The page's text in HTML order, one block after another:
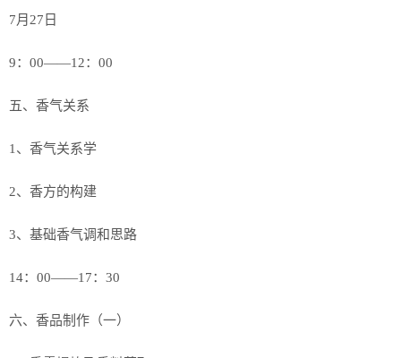
7月27日
9：00——12：00
五、香气关系
1、香气关系学
2、香方的构建
3、基础香气调和思路
14：00——17：30
六、香品制作（一）